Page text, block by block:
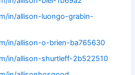
in/allison-luongo-grabin-
in/allison-o-brien-ba765630
in/allison-shurtleff-2b522510